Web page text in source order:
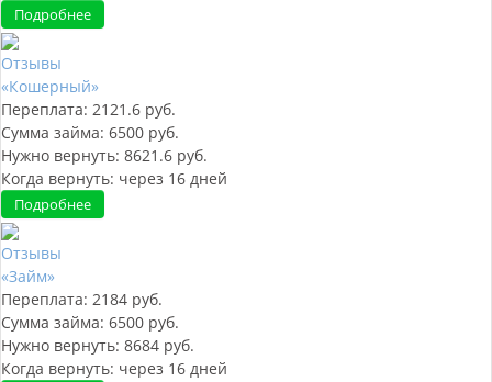
Подробнее
Отзывы
«Кошерный»
Переплата: 2121.6 руб.
Сумма займа: 6500 руб.
Нужно вернуть: 8621.6 руб.
Когда вернуть: через 16 дней
Подробнее
Отзывы
«Займ»
Переплата: 2184 руб.
Сумма займа: 6500 руб.
Нужно вернуть: 8684 руб.
Когда вернуть: через 16 дней